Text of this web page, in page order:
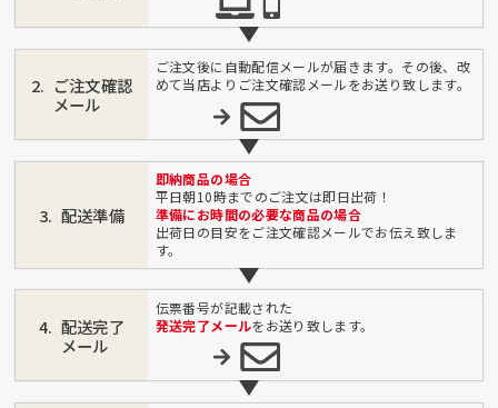
ご注文確認
メール
ご注文後に自動配信メールが届きます。その後、改
めて当店よりご注文確認メールをお送り致します。
配送準備
即納商品の場合
平日朝10時までのご注文は即日出荷！
準備にお時間の必要な商品の場合
出荷日の目安をご注文確認メールでお伝え致しま
す。
配送完了
メール
伝票番号が記載された
発送完了メールをお送り致します。